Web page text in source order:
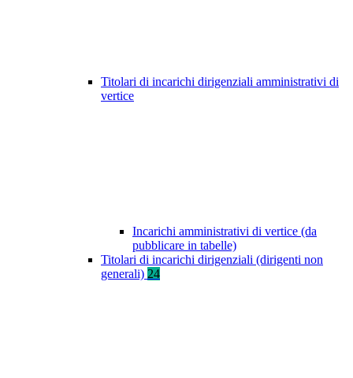
Titolari di incarichi dirigenziali amministrativi di
vertice
Incarichi amministrativi di vertice (da
pubblicare in tabelle)
Titolari di incarichi dirigenziali (dirigenti non
generali) 24